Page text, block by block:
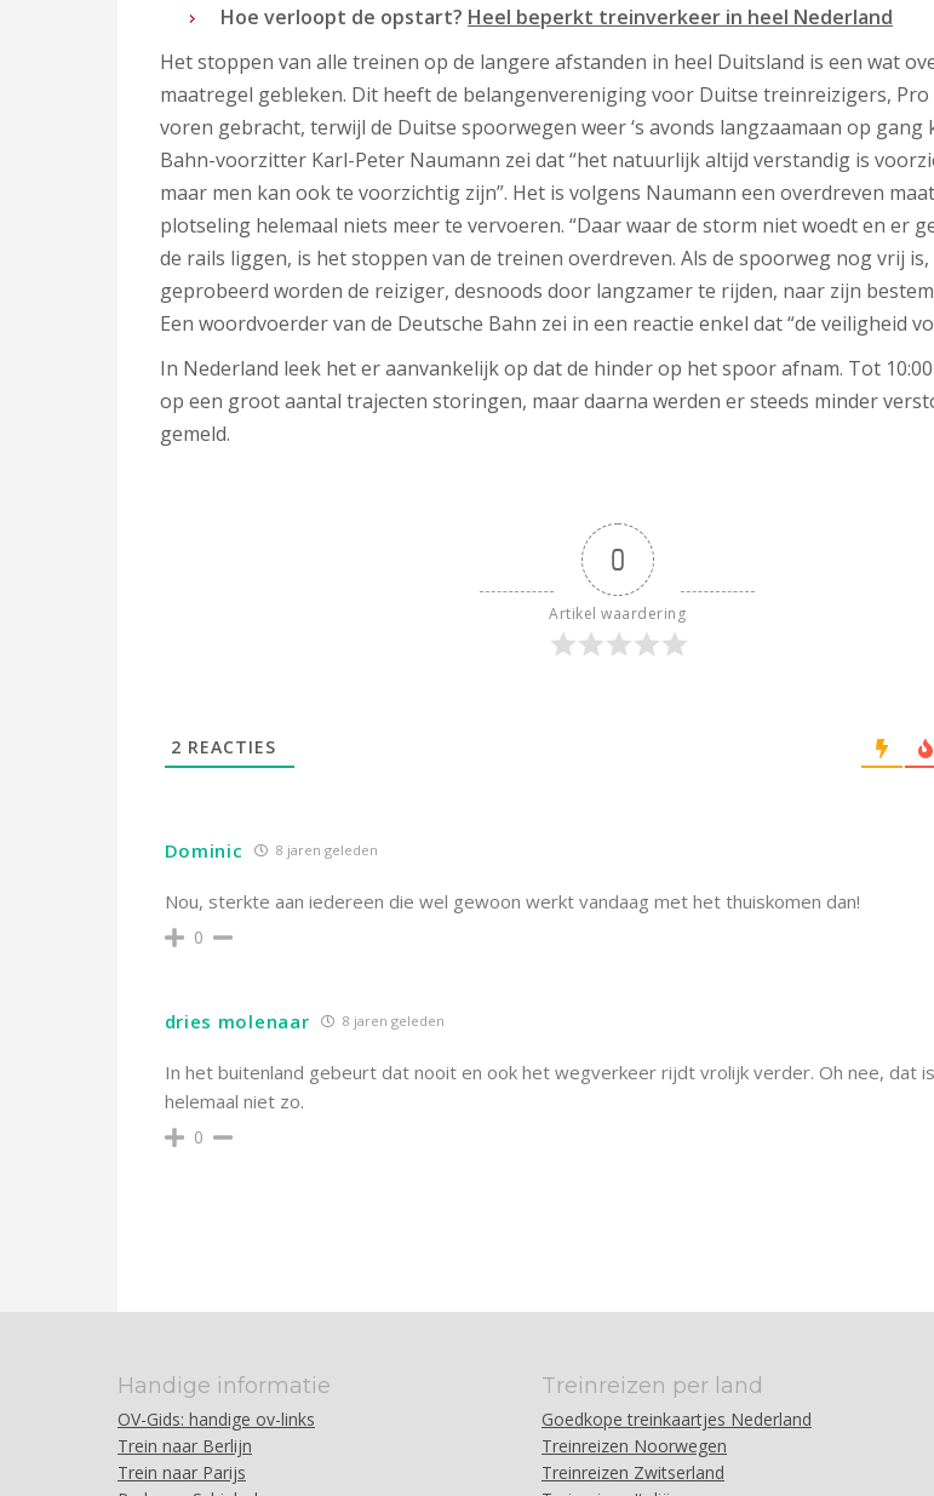
Hoe verloopt de opstart? Heel beperkt treinverkeer in heel Nederland
Het stoppen van alle treinen op de langere afstanden in heel Duitsland is een wat
maatregel gebleken. Dit heeft de belangenvereniging voor Duitse treinreizigers,
voren gebracht, terwijl de Duitse spoorwegen weer ‘s avonds langzaamaan op gang
Bahn-voorzitter Karl-Peter Naumann zei dat “het natuurlijk altijd verstandig is
maar men kan ook te voorzichtig zijn”. Het is volgens Naumann een overdreven
plotseling helemaal niets meer te vervoeren. “Daar waar de storm niet woedt en er
de rails liggen, is het stoppen van de treinen overdreven. Als de spoorweg nog vrij
geprobeerd worden de reiziger, desnoods door langzamer te rijden, naar zijn
Een woordvoerder van de Deutsche Bahn zei in een reactie enkel dat “de veiligheid
In Nederland leek het er aanvankelijk op dat de hinder op het spoor afnam. Tot
op een groot aantal trajecten storingen, maar daarna werden er steeds minder
gemeld.
0
Artikel waardering
2 REACTIES
Dominic 8 jaren geleden
Nou, sterkte aan iedereen die wel gewoon werkt vandaag met het thuiskomen dan!
0
dries molenaar 8 jaren geleden
In het buitenland gebeurt dat nooit en ook het wegverkeer rijdt vrolijk verder. Oh nee, dat is
helemaal niet zo.
0
Handige informatie
OV-Gids: handige ov-links
Trein naar Berlijn
Trein naar Parijs
Treinreizen per land
Goedkope treinkaartjes Nederland
Treinreizen Noorwegen
Treinreizen Zwitserland